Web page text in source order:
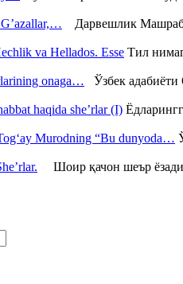
Дарвешлик Машраб
va Hellados. Esse Тил
onaga… Ўзбек адабиёти
haqida she’rlar (I)
Murodning “Bu dunyoda…
Шоир қачон шеър